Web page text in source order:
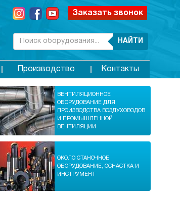
Заказать звонок
НАЙТИ
Производство Контакты
ВЕНТИЛЯЦИОННОЕ
ОБОРУДОВАНИЕ ДЛЯ
ПРОИЗВОДСТВА ВОЗДУХОВОДОВ
И ПРОМЫШЛЕННОЙ
ВЕНТИЛЯЦИИ
ОКОЛО СТАНОЧНОЕ
ОБОРУДОВАНИЕ, ОСНАСТКА И
ИНСТРУМЕНТ